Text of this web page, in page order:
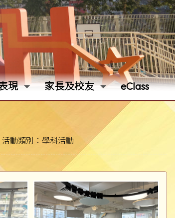
現 家長及校友 eClass
活動類別：學科活動